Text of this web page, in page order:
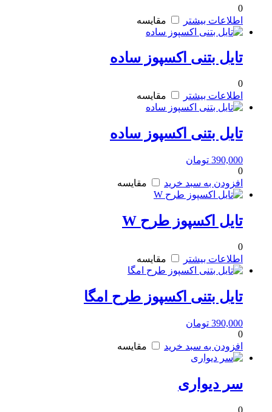
0
اطلاعات بیشتر
مقایسه
تایل بتنی اکسپوز ساده
0
اطلاعات بیشتر
مقایسه
تایل بتنی اکسپوز ساده
390,000 تومان
0
افزودن به سبد خرید
مقایسه
تایل اکسپوز طرح W
0
اطلاعات بیشتر
مقایسه
تایل بتنی اکسپوز طرح امگا
390,000 تومان
0
افزودن به سبد خرید
مقایسه
سر دیواری
0